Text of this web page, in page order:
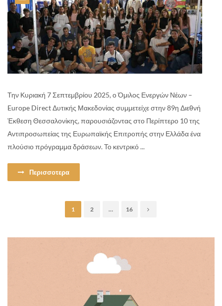
Την Κυριακή 7 Σεπτεμβρίου 2025, ο Όμιλος Ενεργών Νέων –
Europe Direct Δυτικής Μακεδονίας συμμετείχε στην 89η Διεθνή
Έκθεση Θεσσαλονίκης, παρουσιάζοντας στο Περίπτερο 10 της
Αντιπροσωπείας της Ευρωπαϊκής Επιτροπής στην Ελλάδα ένα
πλούσιο πρόγραμμα δράσεων. Το κεντρικό ...
Περισσοτερα
1 2 … 16